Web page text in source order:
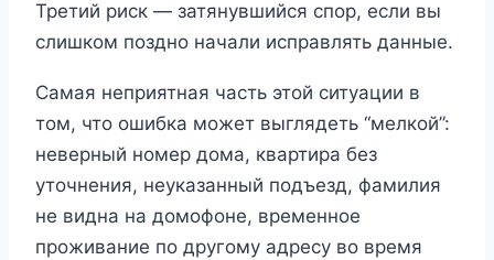
Третий риск — затянувшийся спор, если вы
слишком поздно начали исправлять данные.
Самая неприятная часть этой ситуации в
том, что ошибка может выглядеть “мелкой”:
неверный номер дома, квартира без
уточнения, неуказанный подъезд, фамилия
не видна на домофоне, временное
проживание по другому адресу во время